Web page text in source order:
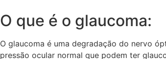
O que é o glaucoma:
O glaucoma é uma degradação do nervo
pressão ocular normal que podem ter